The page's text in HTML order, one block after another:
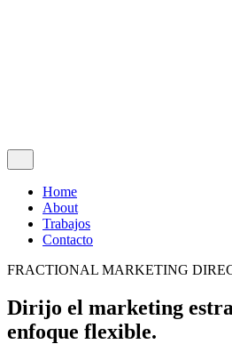
Home
About
Trabajos
Contacto
FRACTIONAL MARKETING
Dirijo el marketing
enfoque flexible.